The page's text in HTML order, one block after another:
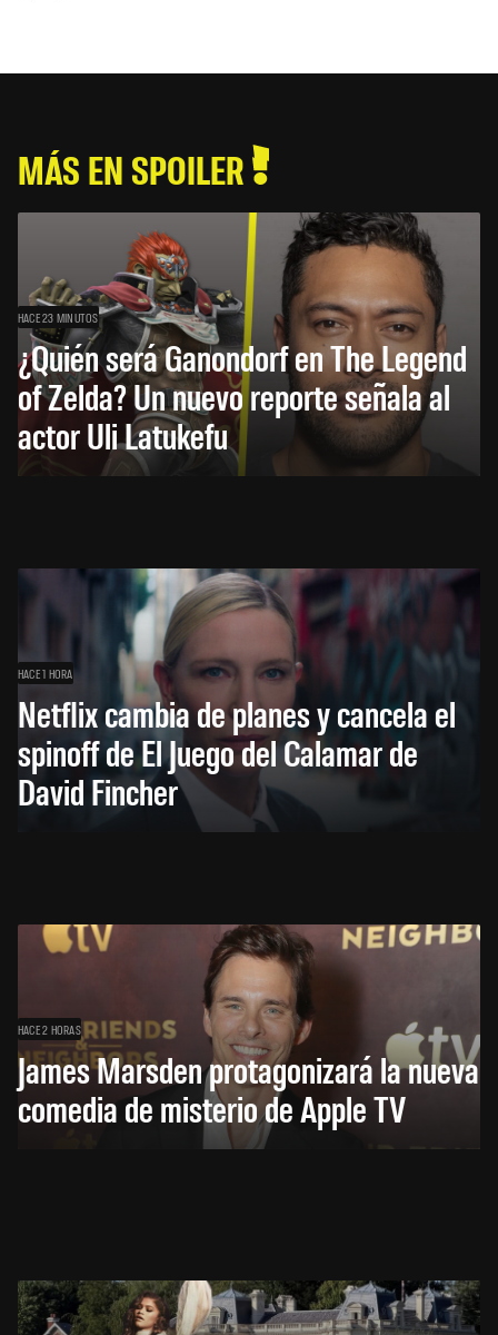
MÁS EN SPOILER
HACE 23 MINUTOS
¿Quién será Ganondorf en The Legend
of Zelda? Un nuevo reporte señala al
actor Uli Latukefu
HACE 1 HORA
Netflix cambia de planes y cancela el
spinoff de El Juego del Calamar de
David Fincher
HACE 2 HORAS
James Marsden protagonizará la nueva
comedia de misterio de Apple TV